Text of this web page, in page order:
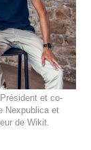
et co-
Nexpublica et
de Wikit.